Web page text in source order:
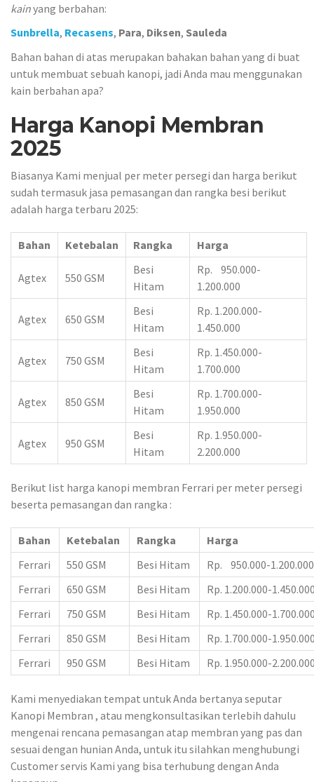
kainyang berbahan:
Sunbrella, Recasens, Para, Diksen, Sauleda
Bahan bahan di atas merupakan bahakan bahan yang di buat
untuk membuat sebuah kanopi, jadi Anda mau menggunakan
kain berbahan apa?
Harga Kanopi Membran
2025
Biasanya Kami menjual per meter persegi dan harga berikut
sudah termasuk jasa pemasangan dan rangka besi berikut
adalah harga terbaru 2025:
Bahan Ketebalan Rangka Harga
Agtex 550 GSM
Besi
Hitam
Rp. 950.000-
1.200.000
Agtex 650 GSM
Besi
Hitam
Rp. 1.200.000-
1.450.000
Agtex 750 GSM
Besi
Hitam
Rp. 1.450.000-
1.700.000
Agtex 850 GSM
Besi
Hitam
Rp. 1.700.000-
1.950.000
Agtex 950 GSM
Besi
Hitam
Rp. 1.950.000-
2.200.000
Berikut list harga kanopi membran Ferrari per meter persegi
beserta pemasangan dan rangka :
Bahan Ketebalan Rangka
Harga
Ferrari
550 GSM Besi Hitam
Rp. 950.000-1.200.000
Ferrari
650 GSM Besi Hitam
Rp. 1.200.000-
Ferrari
750 GSM Besi Hitam
Rp. 1.450.000-
Ferrari
850 GSM Besi Hitam
Rp. 1.700.000-
Ferrari
950 GSM Besi Hitam Rp. 1.950.000-
Kami menyediakan tempat untuk Anda bertanya seputar
Kanopi Membran , atau mengkonsultasikan terlebih dahulu
mengenai rencana pemasangan atap membran yang pas dan
sesuai dengan hunian Anda, untuk itu silahkan menghubungi
Customer servis Kami yang bisa terhubung dengan Anda